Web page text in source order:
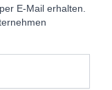
E-Mail erhalten.